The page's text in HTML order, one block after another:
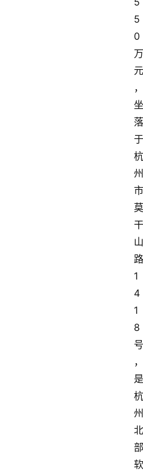
5
0
万
元
，
坐
落
于
杭
州
市
莫
干
山
路
1
4
1
8
号
，
是
杭
州
北
部
软